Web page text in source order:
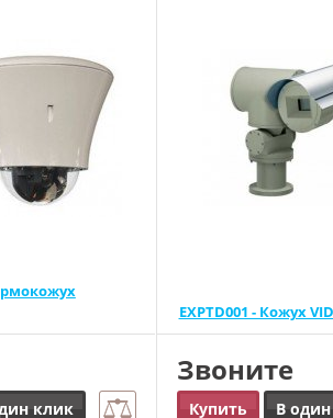
клик
EXPTD001 - Кожух
Звоните
Купить В